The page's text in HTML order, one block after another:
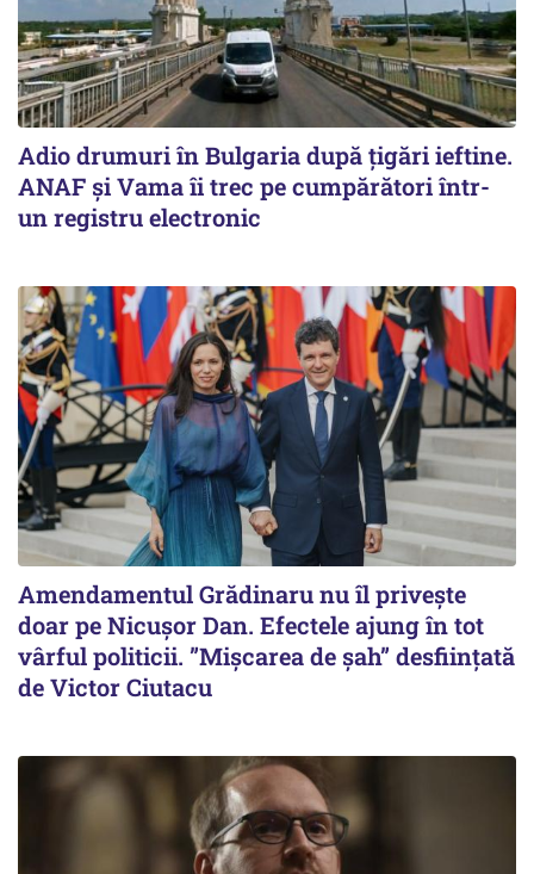
Adio drumuri în Bulgaria după țigări ieftine.
ANAF și Vama îi trec pe cumpărători într-
un registru electronic
Amendamentul Grădinaru nu îl privește
doar pe Nicușor Dan. Efectele ajung în tot
vârful politicii. ”Mișcarea de șah” desființată
de Victor Ciutacu